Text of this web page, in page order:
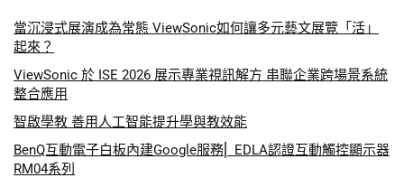
當沉浸式展演成為常態 ViewSonic如何讓多元藝文展覽「活」
起來？
ViewSonic 於 ISE 2026 展示專業視訊解方 串聯企業跨場景系統
整合應用
智啟學教 善用人工智能提升學與教效能
BenQ互動電子白板內建Google服務⎜ EDLA認證互動觸控顯示器
RM04系列